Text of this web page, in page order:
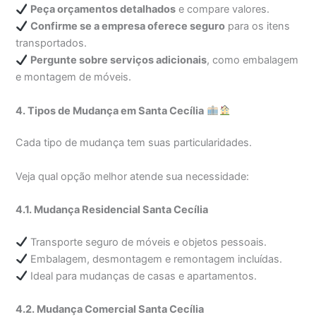
Peça orçamentos detalhados e compare valores.
Confirme se a empresa oferece seguro para os itens
transportados.
Pergunte sobre serviços adicionais, como embalagem
e montagem de móveis.
4. Tipos de Mudança em Santa Cecília
Cada tipo de mudança tem suas particularidades.
Veja qual opção melhor atende sua necessidade:
4.1. Mudança Residencial Santa Cecília
Transporte seguro de móveis e objetos pessoais.
Embalagem, desmontagem e remontagem incluídas.
Ideal para mudanças de casas e apartamentos.
4.2. Mudança Comercial Santa Cecília